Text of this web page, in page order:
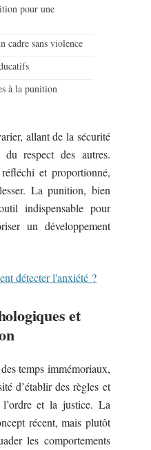
pour une
cadre sans violence
à la punition
allant de la sécurité
du respect des autres.
et proportionné,
La punition, bien
indispensable pour
un développement
détecter l'anxiété ?
et
temps immémoriaux,
d’établir des règles et
et la justice. La
récent, mais plutôt
les comportements